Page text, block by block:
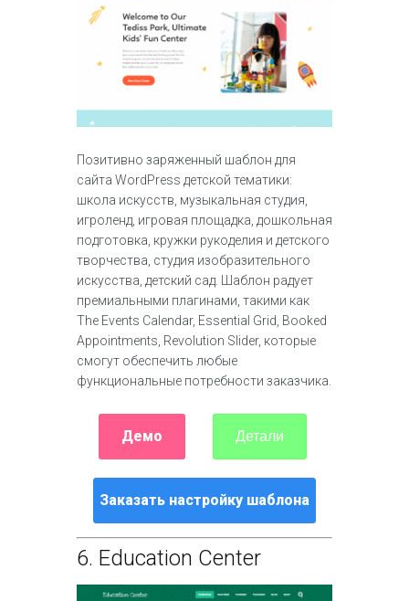
Позитивно заряженный шаблон для
сайта WordPress детской тематики:
школа искусств, музыкальная студия,
игроленд, игровая площадка, дошкольная
подготовка, кружки рукоделия и детского
творчества, студия изобразительного
искусства, детский сад. Шаблон радует
премиальными плагинами, такими как
The Events Calendar, Essential Grid, Booked
Appointments, Revolution Slider, которые
смогут обеспечить любые
функциональные потребности заказчика.
Демо Детали
Заказать настройку шаблона
6. Education Center